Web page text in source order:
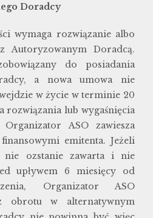
Doradcy
wymaga rozwiązanie albo
Autoryzowanym Doradcą.
do posiadania
a nowa umowa nie
w życie w terminie 20
lub wygaśnięcia
ASO zawiesza
emitenta. Jeżeli
nie ozstanie zawarta i nie
upływem 6 miesięcy od
Organizator ASO
obrotu w alternatywnym